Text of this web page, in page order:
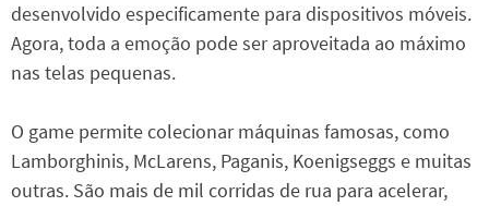
desenvolvido especificamente para dispositivos móveis.
Agora, toda a emoção pode ser aproveitada ao máximo
nas telas pequenas.
O game permite colecionar máquinas famosas, como
Lamborghinis, McLarens, Paganis, Koenigseggs e muitas
outras. São mais de mil corridas de rua para acelerar,